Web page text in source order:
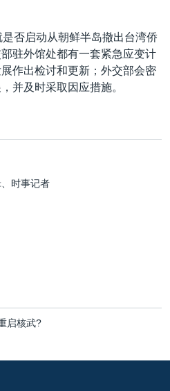
否启动从朝鲜半岛撤出台湾侨
驻外馆处都有一套紧急应变计
作出检讨和更新；外交部会密
并及时采取因应措施。
时事记者
启核武?